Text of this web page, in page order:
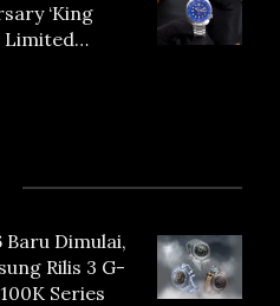
‘King
Limited
Baru Dimulai,
Rilis 3 G-
Series